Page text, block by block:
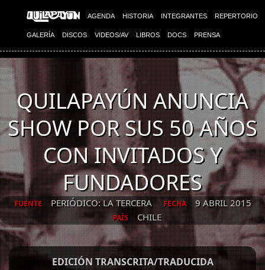
AGENDA HISTORIA INTEGRANTES REPERTORIO
GALERÍA DISCOS VIDEOS/AV LIBROS DOCS PRENSA
QUILAPAYÚN ANUNCIA
SHOW POR SUS 50 AÑOS
CON INVITADOS Y
FUNDADORES
FUENTE PERIÓDICO: LA TERCERA FECHA 9 ABRIL 2015
PAÍS CHILE
EDICIÓN TRANSCRITA/TRADUCIDA